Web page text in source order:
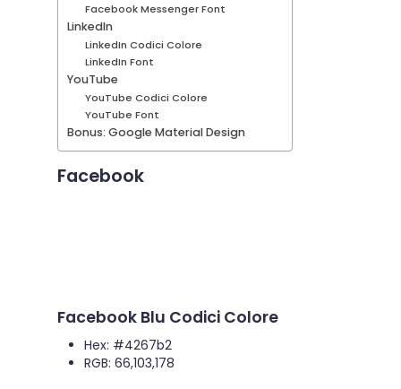
Facebook Messenger Font
LinkedIn
LinkedIn Codici Colore
LinkedIn Font
YouTube
YouTube Codici Colore
YouTube Font
Bonus: Google Material Design
Facebook
Facebook Blu Codici Colore
Hex: #4267b2
RGB: 66,103,178